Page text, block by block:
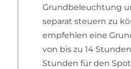
Grundbeleuchtung
separat steuern zu
empfehlen eine
von bis zu 14
Stunden für den